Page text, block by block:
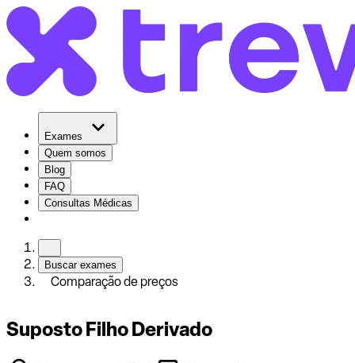
Exames
Quem somos
Blog
FAQ
Consultas Médicas
Buscar exames
Comparação de preços
Suposto Filho Derivado